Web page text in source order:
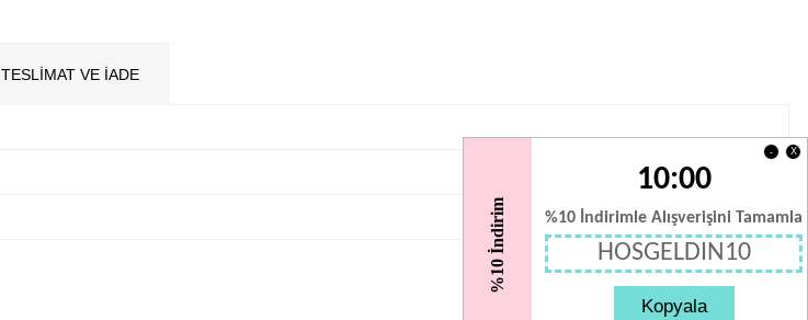
%10 İndirim
10:00
%10 İndirimle Alışverişini Tamamla
HOSGELDIN10
Kopyala
X
-
TESLİMAT VE İADE